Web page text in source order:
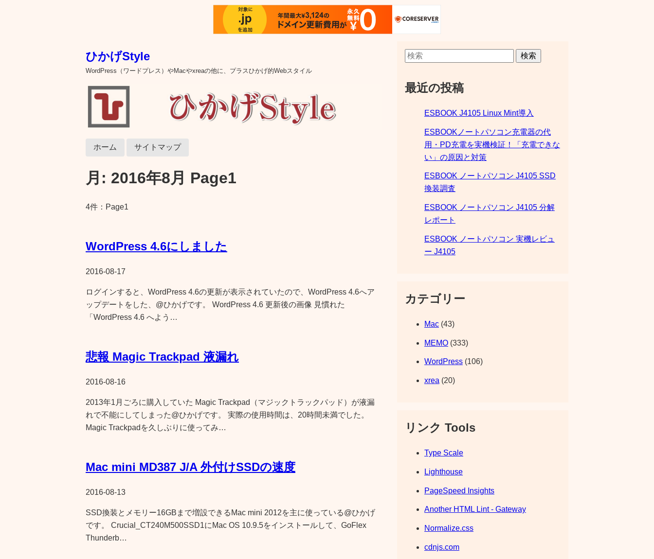
ひかげStyle
WordPress（ワードプレス）やMacやxreaの他に、プラスひかげ的Webスタイル
ホーム サイトマップ
月: 2016年8月 Page1
4件：Page1
WordPress 4.6にしました
2016-08-17
ログインすると、WordPress 4.6の更新が表示されていたので、WordPress 4.6へア
ップデートをした、@ひかげです。 WordPress 4.6 更新後の画像 見慣れた
「WordPress 4.6 へよう…
悲報 Magic Trackpad 液漏れ
2016-08-16
2013年1月ごろに購入していた Magic Trackpad（マジックトラックパッド）が液漏
れで不能にしてしまった@ひかげです。 実際の使用時間は、20時間未満でした。
Magic Trackpadを久しぶりに使ってみ…
Mac mini MD387 J/A 外付けSSDの速度
2016-08-13
SSD換装とメモリー16GBまで増設できるMac mini 2012を主に使っている@ひかげ
です。 Crucial_CT240M500SSD1にMac OS 10.9.5をインストールして、GoFlex
Thunderb…
検索
最近の投稿
ESBOOK J4105 Linux Mint導入
ESBOOKノートパソコン充電器の代
用・PD充電を実機検証！「充電できな
い」の原因と対策
ESBOOK ノートパソコン J4105 SSD
換装調査
ESBOOK ノートパソコン J4105 分解
レポート
ESBOOK ノートパソコン 実機レビュ
ー J4105
カテゴリー
Mac (43)
MEMO (333)
WordPress (106)
xrea (20)
リンク Tools
Type Scale
Lighthouse
PageSpeed Insights
Another HTML Lint - Gateway
Normalize.css
cdnjs.com